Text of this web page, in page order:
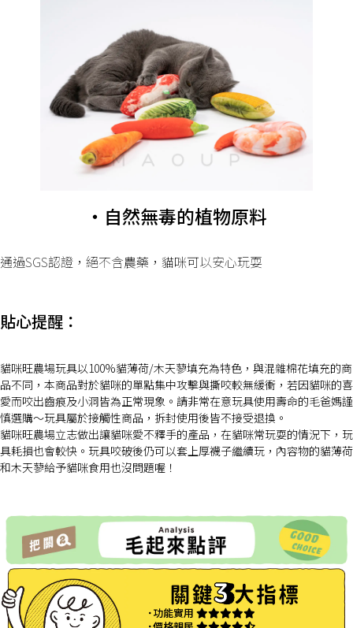
・自然無毒的植物原料
通過SGS認證，絕不含農藥，貓咪可以安心玩耍
貼心提醒：
貓咪旺農場玩具以100%貓薄荷/木天蓼填充為特色，與混雜棉花填充的商
品不同，本商品對於貓咪的單點集中攻擊與撕咬較無緩衝，若因貓咪的喜
愛而咬出齒痕及小洞皆為正常現象。請非常在意玩具使用壽命的毛爸媽謹
慎選購～玩具屬於接觸性商品，拆封使用後皆不接受退換。
貓咪旺農場立志做出讓貓咪愛不釋手的產品，在貓咪常玩耍的情況下，玩
具耗損也會較快。玩具咬破後仍可以套上厚襪子繼續玩，內容物的貓薄荷
和木天蓼給予貓咪食用也沒問題喔！
˙功能實用